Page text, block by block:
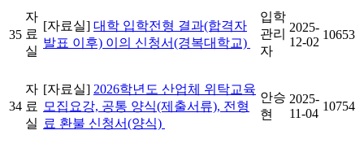
35
자
료
실
[자료실] 대학 입학전형 결과(합격자
발표 이후) 이의 신청서(경복대학교)
입학
관리
자
2025-
12-02
10653
34
자
료
실
[자료실] 2026학년도 산업체 위탁교육
모집요강, 공통 양식(제출서류), 전형
료 환불 신청서(양식)
안승
현
2025-
11-04
10754